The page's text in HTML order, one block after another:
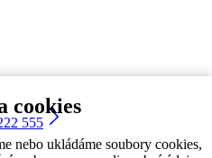
cookies
nebo ukládáme soubory cookies,
555